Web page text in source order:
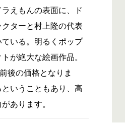
えもんの表面に、ド
ターと村上隆の代表
いる。明るくポップ
が絶大な絵画作品。
後の価格となりま
いうこともあり、高
あります。